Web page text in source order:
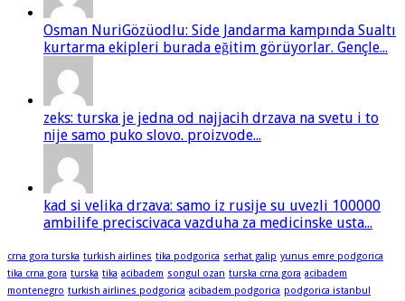
Osman NuriGözüodlu: Side Jandarma kampında Sualtı
kurtarma ekipleri burada eğitim görüyorlar. Gençle...
zeks: turska je jedna od najjacih drzava na svetu i to
nije samo puko slovo. proizvode...
kad si velika drzava: samo iz rusije su uvezli 100000
ambilife preciscivaca vazduha za medicinske usta...
crna gora turska turkish airlines tika podgorica serhat galip yunus emre podgorica
tika crna gora turska tika acibadem songul ozan turska crna gora acibadem
montenegro turkish airlines podgorica acibadem podgorica podgorica istanbul